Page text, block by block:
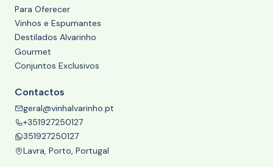
Para Oferecer
Vinhos e Espumantes
Destilados Alvarinho
Gourmet
Conjuntos Exclusivos
Contactos
geral@vinhalvarinho.pt
+351927250127
351927250127
Lavra, Porto, Portugal